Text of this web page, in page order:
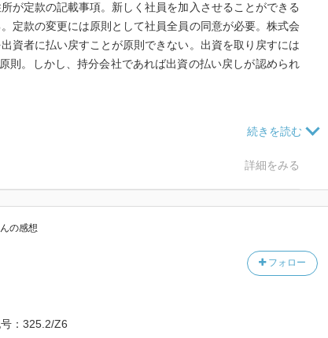
が定款の記載事項。新しく社員を加入させることができる
定款の変更には原則として社員全員の同意が必要。株式会
資者に払い戻すことが原則できない。出資を取り戻すには
則。しかし、持分会社であれば出資の払い戻しが認められ
式と言うものも発行することができる。黄金株とも呼ばれ
う。任務懈怠責任を生じて、会社に損害を与えたときは損
訟の対象でもある。任期は取締役の2年に比べ、監査役は
会社の役員等に対して株主代表訴訟を起こせる制度があ
詳細をみる
の感想
フォロー
：325.2/Z6